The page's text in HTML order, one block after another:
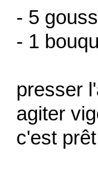
- 5
- 1
presser
agiter
c'est